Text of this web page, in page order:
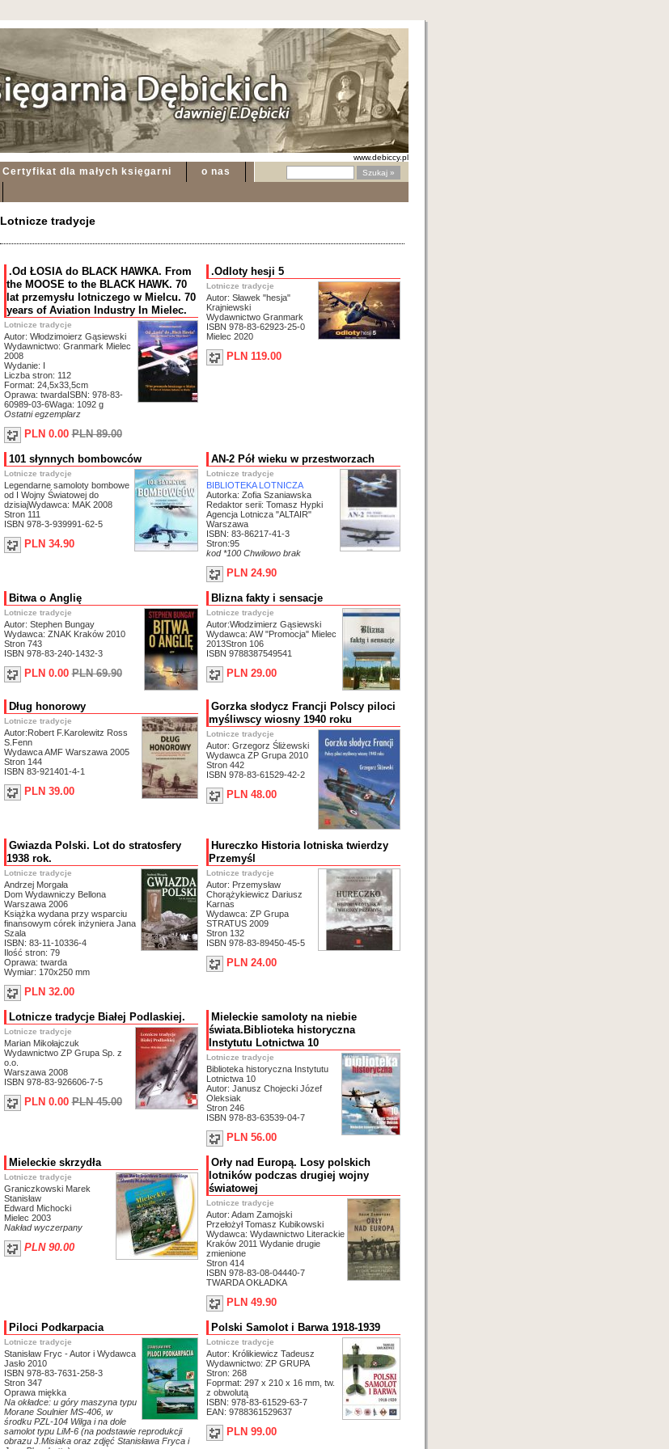
www.debiccy.pl
Certyfikat dla małych księgarni
o nas
Lotnicze tradycje
.Od ŁOSIA do BLACK HAWKA. From
the MOOSE to the BLACK HAWK. 70
lat przemysłu lotniczego w Mielcu. 70
years of Aviation Industry In Mielec.
Lotnicze tradycje
Autor: Włodzimoierz Gąsiewski
Wydawnictwo: Granmark Mielec
2008
Wydanie: I
Liczba stron: 112
Format: 24,5x33,5cm
Oprawa: twardaISBN: 978-83-
60989-03-6Waga: 1092 g
Ostatni egzemplarz
PLN 0.00 PLN 89.00
.Odloty hesji 5
Lotnicze tradycje
Autor: Sławek "hesja"
Krajniewski
Wydawnictwo Granmark
ISBN 978-83-62923-25-0
Mielec 2020
PLN 119.00
101 słynnych bombowców
Lotnicze tradycje
Legendarne samoloty bombowe
od I Wojny Światowej do
dzisiajWydawca: MAK 2008
Stron 111
ISBN 978-3-939991-62-5
PLN 34.90
AN-2 Pół wieku w przestworzach
Lotnicze tradycje
BIBLIOTEKA LOTNICZA
Autorka: Zofia Szaniawska
Redaktor serii: Tomasz Hypki
Agencja Lotnicza "ALTAIR"
Warszawa
ISBN: 83-86217-41-3
Stron:95
kod *100Chwilowo brak
PLN 24.90
Bitwa o Anglię
Lotnicze tradycje
Autor: Stephen Bungay
Wydawca: ZNAK Kraków 2010
Stron 743
ISBN 978-83-240-1432-3
PLN 0.00 PLN 69.90
Blizna fakty i sensacje
Lotnicze tradycje
Autor:Włodzimierz Gąsiewski
Wydawca: AW "Promocja" Mielec
2013Stron 106
ISBN 9788387549541
PLN 29.00
Dług honorowy
Lotnicze tradycje
Autor:Robert F.Karolewitz Ross
S.Fenn
Wydawca AMF Warszawa 2005
Stron 144
ISBN 83-921401-4-1
PLN 39.00
Gorzka słodycz Francji Polscy piloci
myśliwscy wiosny 1940 roku
Lotnicze tradycje
Autor: Grzegorz Śliżewski
Wydawca ZP Grupa 2010
Stron 442
ISBN 978-83-61529-42-2
PLN 48.00
Gwiazda Polski. Lot do stratosfery
1938 rok.
Lotnicze tradycje
Andrzej Morgała
Dom Wydawniczy Bellona
Warszawa 2006
Książka wydana przy wsparciu
finansowym córek inżyniera Jana
Szala
ISBN: 83-11-10336-4
Ilość stron: 79
Oprawa: twarda
Wymiar: 170x250 mm
PLN 32.00
Hureczko Historia lotniska twierdzy
Przemyśl
Lotnicze tradycje
Autor: Przemysław
Chorążykiewicz Dariusz
Karnas
Wydawca: ZP Grupa
STRATUS 2009
Stron 132
ISBN 978-83-89450-45-5
PLN 24.00
Lotnicze tradycje Białej Podlaskiej.
Lotnicze tradycje
Marian Mikołajczuk
Wydawnictwo ZP Grupa Sp. z
o.o.
Warszawa 2008
ISBN 978-83-926606-7-5
PLN 0.00 PLN 45.00
Mieleckie samoloty na niebie
świata.Biblioteka historyczna
Instytutu Lotnictwa 10
Lotnicze tradycje
Biblioteka historyczna Instytutu
Lotnictwa 10
Autor: Janusz Chojecki Józef
Oleksiak
Stron 246
ISBN 978-83-63539-04-7
PLN 56.00
Mieleckie skrzydła
Lotnicze tradycje
Graniczkowski Marek
Stanisław
Edward Michocki
Mielec 2003
Nakład wyczerpany
PLN 90.00
Orły nad Europą. Losy polskich
lotników podczas drugiej wojny
światowej
Lotnicze tradycje
Autor: Adam Zamojski
Przełożył Tomasz Kubikowski
Wydawca: Wydawnictwo Literackie
Kraków 2011 Wydanie drugie
zmienione
Stron 414
ISBN 978-83-08-04440-7
TWARDA OKŁADKA
PLN 49.90
Piloci Podkarpacia
Lotnicze tradycje
Stanisław Fryc - Autor i Wydawca
Jasło 2010
ISBN 978-83-7631-258-3
Stron 347
Oprawa miękka
Na okładce: u góry maszyna typu
Morane Soulnier MS-406, w
środku PZL-104 Wilga i na dole
samolot typu LiM-6 (na podstawie reprodukcji
obrazu J.Misiaka oraz zdjęć Stanisława Fryca i
Polski Samolot i Barwa 1918-1939
Lotnicze tradycje
Autor: Królikiewicz Tadeusz
Wydawnictwo: ZP GRUPA
Stron: 268
Foprmat: 297 x 210 x 16 mm, tw.
z obwolutą
ISBN: 978-83-61529-63-7
EAN: 9788361529637
PLN 99.00